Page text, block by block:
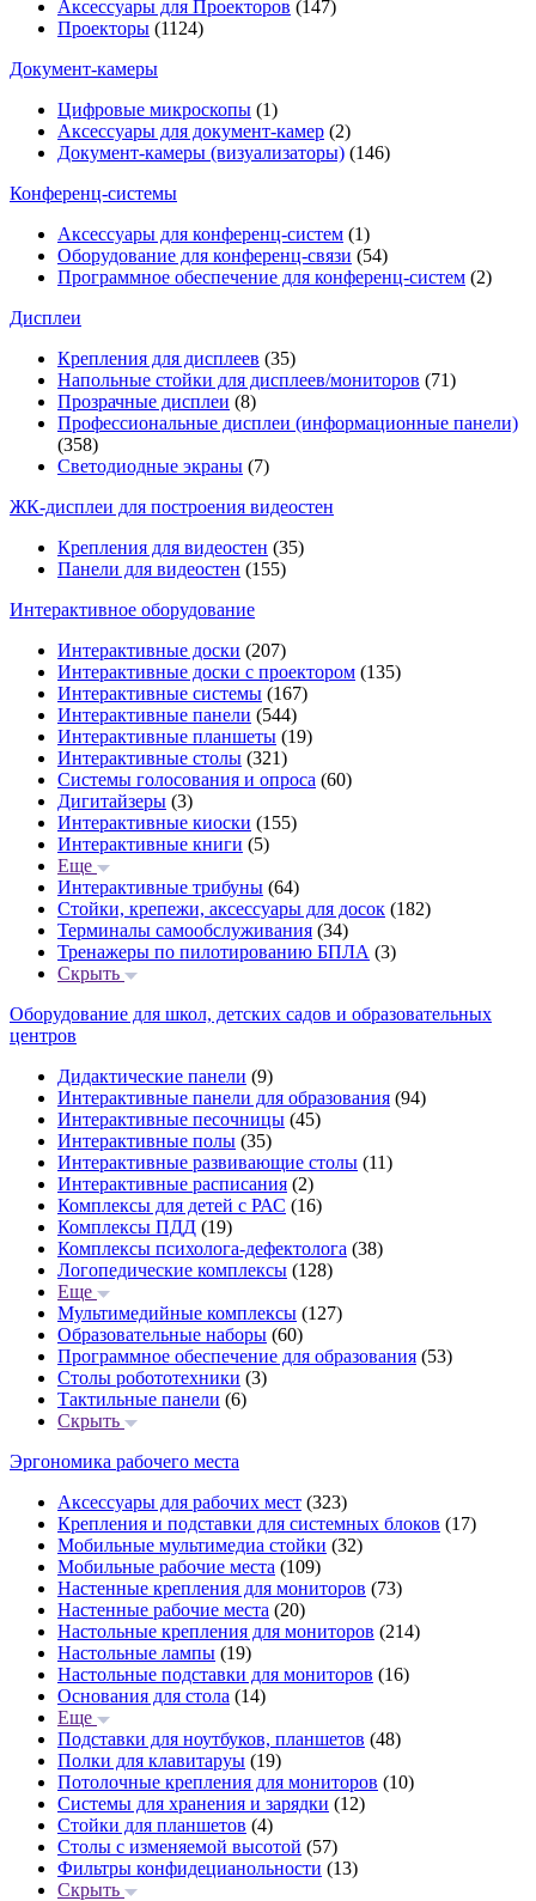
Аксессуары для Проекторов (147)
Проекторы (1124)
Документ-камеры
Цифровые микроскопы (1)
Аксессуары для документ-камер (2)
Документ-камеры (визуализаторы) (146)
Конференц-системы
Аксессуары для конференц-систем (1)
Оборудование для конференц-связи (54)
Программное обеспечение для конференц-систем (2)
Дисплеи
Крепления для дисплеев (35)
Напольные стойки для дисплеев/мониторов (71)
Прозрачные дисплеи (8)
Профессиональные дисплеи (информационные панели)
(358)
Светодиодные экраны (7)
ЖК-дисплеи для построения видеостен
Крепления для видеостен (35)
Панели для видеостен (155)
Интерактивное оборудование
Интерактивные доски (207)
Интерактивные доски с проектором (135)
Интерактивные системы (167)
Интерактивные панели (544)
Интерактивные планшеты (19)
Интерактивные столы (321)
Системы голосования и опроса (60)
Дигитайзеры (3)
Интерактивные киоски (155)
Интерактивные книги (5)
Еще
Интерактивные трибуны (64)
Стойки, крепежи, аксессуары для досок (182)
Терминалы самообслуживания (34)
Тренажеры по пилотированию БПЛА (3)
Скрыть
Оборудование для школ, детских садов и образовательных
центров
Дидактические панели (9)
Интерактивные панели для образования (94)
Интерактивные песочницы (45)
Интерактивные полы (35)
Интерактивные развивающие столы (11)
Интерактивные расписания (2)
Комплексы для детей с РАС (16)
Комплексы ПДД (19)
Комплексы психолога-дефектолога (38)
Логопедические комплексы (128)
Еще
Мультимедийные комплексы (127)
Образовательные наборы (60)
Программное обеспечение для образования (53)
Столы робототехники (3)
Тактильные панели (6)
Скрыть
Эргономика рабочего места
Аксессуары для рабочих мест (323)
Крепления и подставки для системных блоков (17)
Мобильные мультимедиа стойки (32)
Мобильные рабочие места (109)
Настенные крепления для мониторов (73)
Настенные рабочие места (20)
Настольные крепления для мониторов (214)
Настольные лампы (19)
Настольные подставки для мониторов (16)
Основания для стола (14)
Еще
Подставки для ноутбуков, планшетов (48)
Полки для клавитаруы (19)
Потолочные крепления для мониторов (10)
Системы для хранения и зарядки (12)
Стойки для планшетов (4)
Столы с изменяемой высотой (57)
Фильтры конфидецианольности (13)
Скрыть